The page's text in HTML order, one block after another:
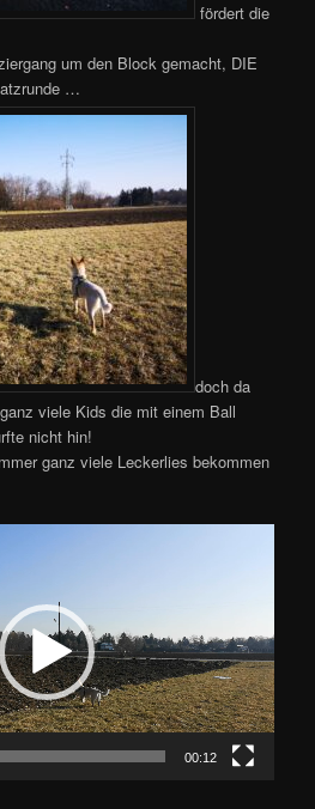
fördert die
um den Block gemacht, DIE
…
doch da
viele Kids die mit einem Ball
nicht hin!
ganz viele Leckerlies bekommen
00:12